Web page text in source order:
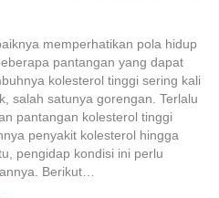
memperhatikan pola hidup
pantangan yang dapat
kolesterol tinggi sering kali
salah satunya gorengan. Terlalu
pantangan kolesterol tinggi
penyakit kolesterol hingga
pengidap kondisi ini perlu
Berikut…